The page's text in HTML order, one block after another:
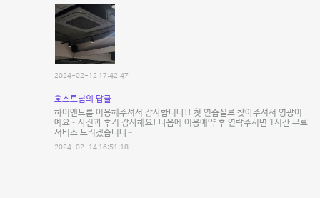
2024-02-12 17:42:47
호스트님의 답글
하이엔드를 이용해주셔서 감사합니다!! 첫 연습실로 찾아주셔서 영광이
예요~ 사진과 후기 감사해요! 다음에 이용예약 후 연락주시면 1시간 무료
서비스 드리겠습니다~
2024-02-14 16:51:18